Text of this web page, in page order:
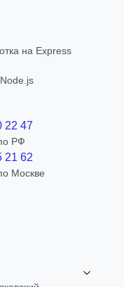
на Express
22 47
РФ
21 62
Москве